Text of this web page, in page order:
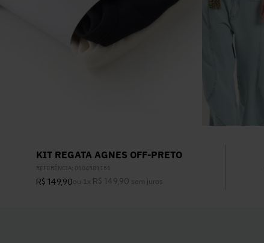
KIT REGATA AGNES OFF-PRETO
REFERÊNCIA: 0104581151
R$ 149,90ou 1 x R$ 149 90 sem juros